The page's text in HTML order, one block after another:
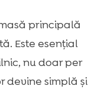
principală
Este esențial
nu doar per
devine simplă și